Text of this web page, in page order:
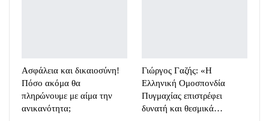
Ασφάλεια και δικαιοσύνη!
Πόσο ακόμα θα
πληρώνουμε με αίμα την
ανικανότητα;
Γιώργος Γαζής: «Η
Ελληνική Ομοσπονδία
Πυγμαχίας επιστρέφει
δυνατή και θεσμικά…